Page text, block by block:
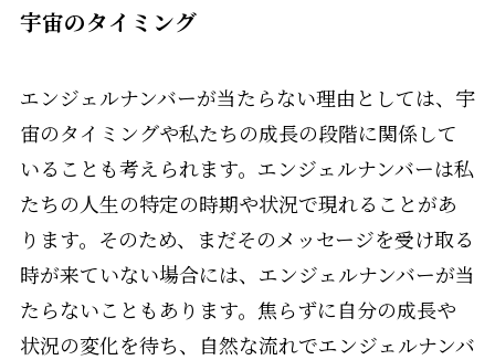
宇宙のタイミング
エンジェルナンバーが当たらない理由としては、宇
宙のタイミングや私たちの成長の段階に関係して
いることも考えられます。エンジェルナンバーは私
たちの人生の特定の時期や状況で現れることがあ
ります。そのため、まだそのメッセージを受け取る
時が来ていない場合には、エンジェルナンバーが当
たらないこともあります。焦らずに自分の成長や
状況の変化を待ち、自然な流れでエンジェルナンバ